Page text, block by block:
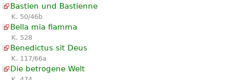
Bastien und Bastienne
K. 50/46b
Bella mia fiamma
K. 528
Benedictus sit Deus
K. 117/66a
Die betrogene Welt